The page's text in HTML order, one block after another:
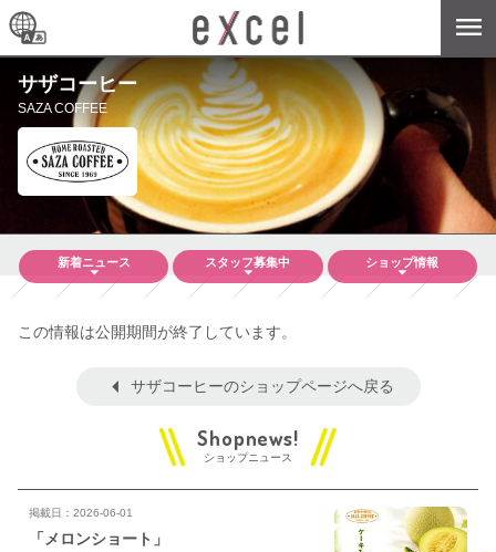
サザコーヒー
SAZA COFFEE
新着ニュース スタッフ募集中 ショップ情報
この情報は公開期間が終了しています。
サザコーヒーのショップページへ戻る
ショップニュース
掲載日：2026-06-01
「メロンショート」